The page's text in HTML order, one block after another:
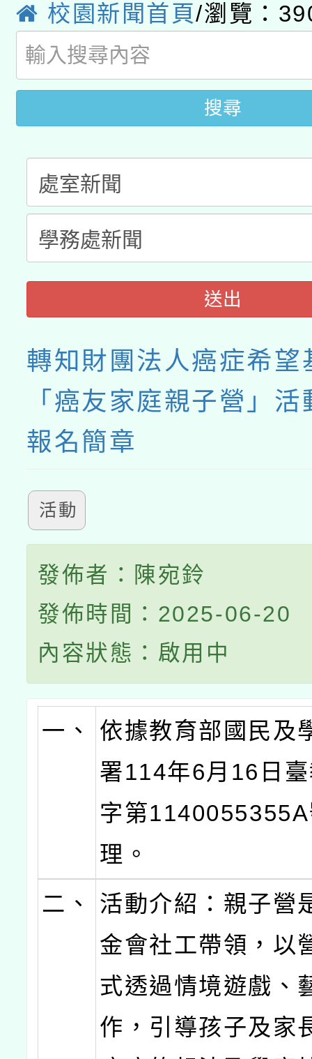
校園新聞首頁/瀏覽：
搜尋
送出
轉知財團法人癌症希望
「癌友家庭親子營」
報名簡章
活動
發佈者：陳宛鈴
發佈時間：2025-06-20
內容狀態：啟用中
一、
依據教育部國民及
署114年6月16日
字第
理。
二、
活動介紹：親子營
金會社工帶領，以
式透過情境遊戲、
作，引導孩子及家